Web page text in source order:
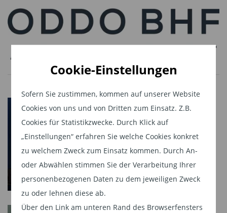
Cookie-Einstellungen
Sofern Sie zustimmen, kommen auf unserer Website
Cookies von uns und von Dritten zum Einsatz. Z.B.
Cookies für Statistikzwecke. Durch Klick auf
„Einstellungen“ erfahren Sie welche Cookies konkret
zu welchem Zweck zum Einsatz kommen. Durch An-
oder Abwählen stimmen Sie der Verarbeitung Ihrer
personenbezogenen Daten zu dem jeweiligen Zweck
zu oder lehnen diese ab.
Über den Link am unteren Rand des Browserfensters
Diesen Beitrag teilen: